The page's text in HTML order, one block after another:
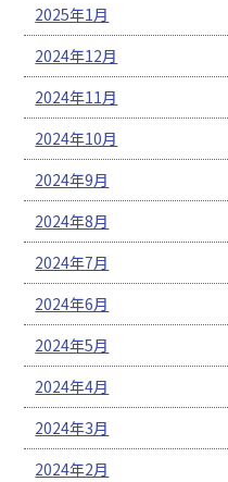
2025年1月
2024年12月
2024年11月
2024年10月
2024年9月
2024年8月
2024年7月
2024年6月
2024年5月
2024年4月
2024年3月
2024年2月